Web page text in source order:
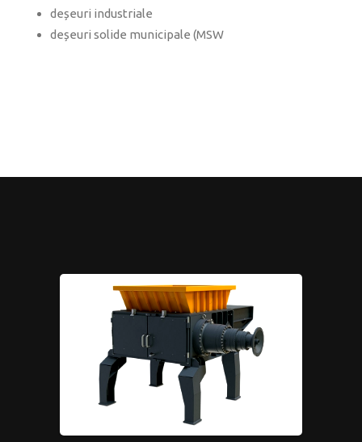
deșeuri industriale
deșeuri solide municipale (MSW